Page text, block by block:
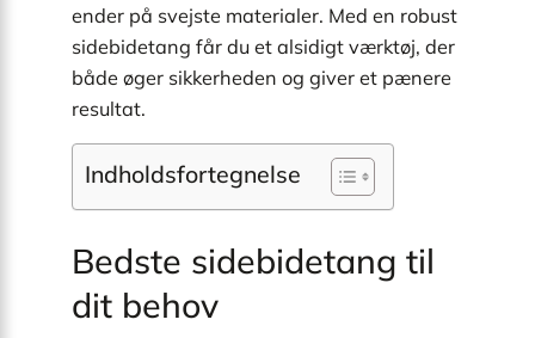
ender på svejste materialer. Med en robust
sidebidetang får du et alsidigt værktøj, der
både øger sikkerheden og giver et pænere
resultat.
Indholdsfortegnelse
Bedste sidebidetang til
dit behov